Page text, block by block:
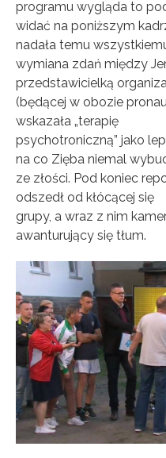
programu wygląda to
widać na poniższym
nadała temu
wymiana zdań między
przedstawicielką
(będącej w obozie
wskazała „terapię
psychotroniczną” jako
na co Zięba niemal
ze złości. Pod koniec
odszedł od kłócącej się
grupy, a wraz z nim
awanturujący się tłum.